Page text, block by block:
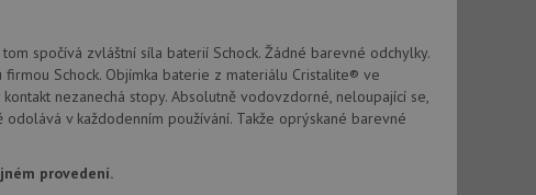
spočívá zvláštní síla baterií Schock. Žádné barevné odchylky.
Schock. Objímka baterie z materiálu Cristalite® ve
nezanechá stopy. Absolutně vodovzdorné, neloupající se,
v každodenním používání. Takže oprýskané barevné
provedení.
kterou koncový uživatel
cookie, ale pokud je
bude pravděpodobně
cookie, ale pokud je